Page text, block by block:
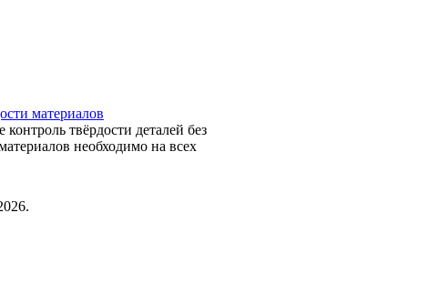
материалов
твёрдости деталей без
необходимо на всех